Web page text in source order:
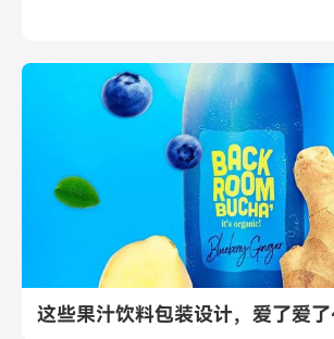
这些果汁饮料包装设计，爱了爱